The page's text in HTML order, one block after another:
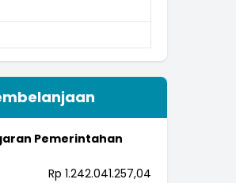
Pemerintahan
Rp 1.242.041.257,04